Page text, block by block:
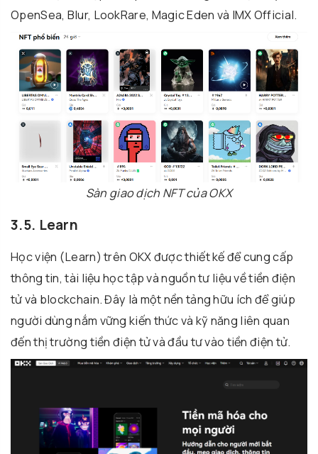
OpenSea, Blur, LookRare, Magic Eden và IMX Official.
Sàn giao dịch NFT của OKX
3.5. Learn
Học viện (Learn) trên OKX được thiết kế để cung cấp
thông tin, tài liệu học tập và nguồn tư liệu về tiền điện
tử và blockchain. Đây là một nền tảng hữu ích để giúp
người dùng nắm vững kiến thức và kỹ năng liên quan
đến thị trường tiền điện tử và đầu tư vào tiền điện tử.